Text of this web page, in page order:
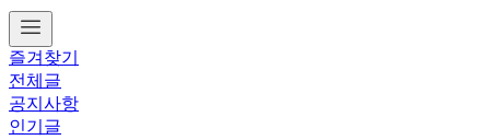
즐겨찾기
전체글
공지사항
인기글